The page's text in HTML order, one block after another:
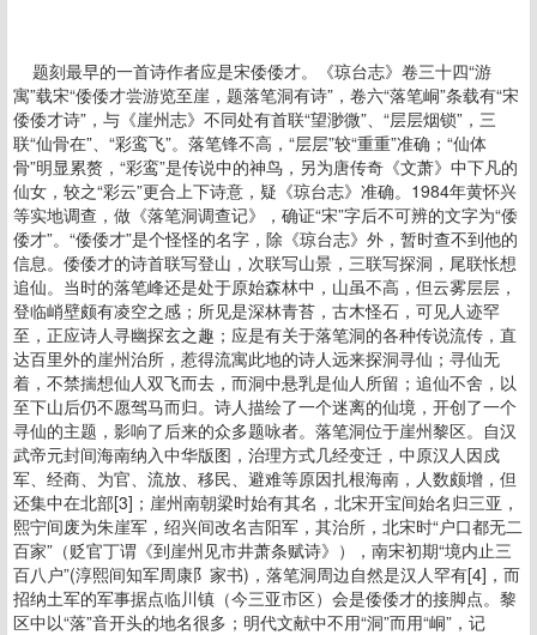
题刻最早的一首诗作者应是宋倭倭才。《琼台志》卷三十四“游
寓”载宋“倭倭才尝游览至崖，题落笔洞有诗”，卷六“落笔峒”条载有“宋
倭倭才诗”，与《崖州志》不同处有首联“望渺微”、“层层烟锁”，三
联“仙骨在”、“彩鸾飞”。落笔锋不高，“层层”较“重重”准确；“仙体
骨”明显累赘，“彩鸾”是传说中的神鸟，另为唐传奇《文萧》中下凡的
仙女，较之“彩云”更合上下诗意，疑《琼台志》准确。1984年黄怀兴
等实地调查，做《落笔洞调查记》，确证“宋”字后不可辨的文字为“倭
倭才”。“倭倭才”是个怪怪的名字，除《琼台志》外，暂时查不到他的
信息。倭倭才的诗首联写登山，次联写山景，三联写探洞，尾联怅想
追仙。当时的落笔峰还是处于原始森林中，山虽不高，但云雾层层，
登临峭壁颇有凌空之感；所见是深林青苔，古木怪石，可见人迹罕
至，正应诗人寻幽探玄之趣；应是有关于落笔洞的各种传说流传，直
达百里外的崖州治所，惹得流寓此地的诗人远来探洞寻仙；寻仙无
着，不禁揣想仙人双飞而去，而洞中悬乳是仙人所留；追仙不舍，以
至下山后仍不愿驾马而归。诗人描绘了一个迷离的仙境，开创了一个
寻仙的主题，影响了后来的众多题咏者。落笔洞位于崖州黎区。自汉
武帝元封间海南纳入中华版图，治理方式几经变迁，中原汉人因戍
军、经商、为官、流放、移民、避难等原因扎根海南，人数颇增，但
还集中在北部[3]；崖州南朝梁时始有其名，北宋开宝间始名归三亚，
熙宁间废为朱崖军，绍兴间改名吉阳军，其治所，北宋时“户口都无二
百家”（贬官丁谓《到崖州见市井萧条赋诗》），南宋初期“境内止三
百八户”(淳熙间知军周康阝家书)，落笔洞周边自然是汉人罕有[4]，而
招纳土军的军事据点临川镇（今三亚市区）会是倭倭才的接脚点。黎
区中以“落”音开头的地名很多；明代文献中不用“洞”而用“峒”，记